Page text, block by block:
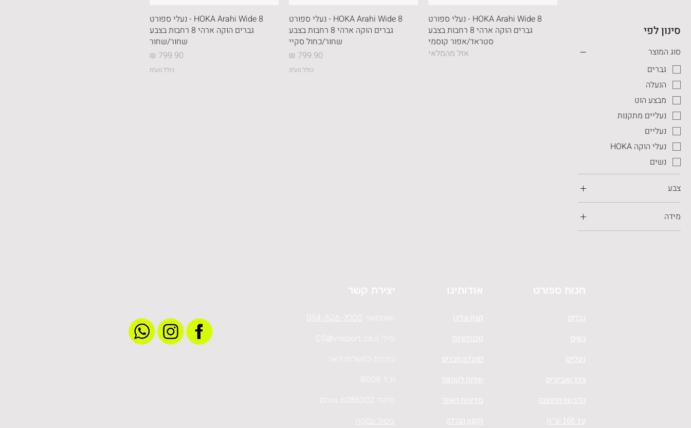
סינון לפי
סוג המוצר
גברים
הנעלה
מבצע הוט
נעליים מתקנות
נעליים
נעלי הוקה HOKA
נשים
צבע
מידה
37
HOKA Arahi Wide 8 - נעלי ספורט
גברים הוקה ארהי 8 רחבות בצבע
סטראד/אפור קוסמי
אזל מהמלאי
HOKA Arahi Wide 8 - נעלי ספורט
גברים הוקה ארהי 8 רחבות בצבע
שחור/כחול סקיי
מחיר
כולל מע״מ
HOKA Arahi Wide 8 - נעלי ספורט
גברים הוקה ארהי 8 רחבות בצבע
שחור/שחור
מחיר
כולל מע״מ
חנות ספורט
גברים
נשים
נעליים
ציוד ואביזרים
הלבשה תחתונה
עד 100 ש"ח
אודותינו
קצת עלינו
טכנולוגיות
מועדון חברים
שירות לקוחות
מדיניות האתר
תקנון הגרלה
יצירת קשר
וואטסאפ: 054-526-7000
מייל: CS@vnsport.co.il
כתובת למשלוח דואר:
ת.ד 8008
מיקוד 6085002 שוהם
ביטול עסקה